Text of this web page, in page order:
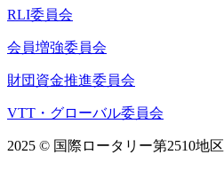
RLI委員会
会員増強委員会
財団資金推進委員会
VTT・グローバル委員会
2025 © 国際ロータリー第2510地区